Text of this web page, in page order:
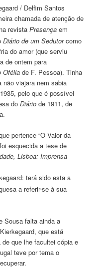
/ Delfim Santos
chamada de atenção de
na revistaPresençaem
Diário de um Sedutorcomo
do amor (que serviu
de ontem para
Ofélia de F. Pessoa). Tinha
não viajara nem sabia
pelo que é possível
doDiário de 1911, de
pertence “O Valor da
esquecida a tese de
Lisboa: Imprensa
terá sido esta a
a referir-se à sua
Sousa falta ainda a
que está
que lhe facultei cópia e
teve por tema o